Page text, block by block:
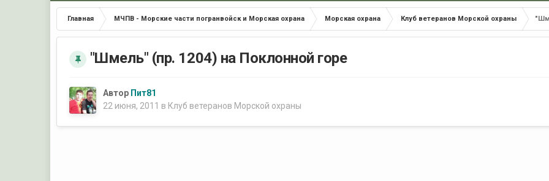
Главная МЧПВ - Морские части погранвойск и Морская охрана Морская охрана Клуб ветеранов Морской охраны
"Шмель" (пр. 1204) на Поклонной горе
Автор Пит81
22 июня, 2011 в Клуб ветеранов Морской охраны